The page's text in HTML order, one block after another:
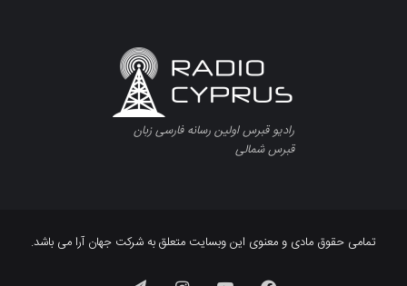
رادیو قبرس اولین رسانه فارسی زبان
قبرس شمالی
تمامی حقوق مادی و معنوی این وبسایت متعلق به شرکت جهان آرا می باشد.